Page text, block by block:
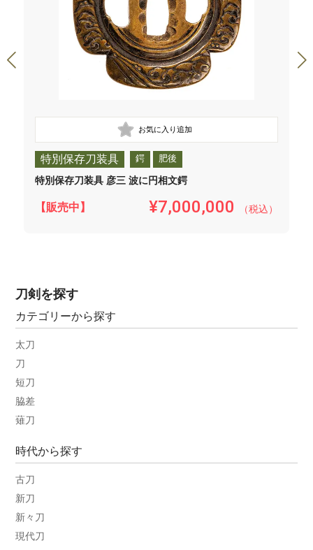
特別保存刀装具 鍔 肥後
特別保存刀装具 彦三 波に円相文鍔
【販売中】 ¥7,000,000 （税込）
刀剣を探す
カテゴリーから探す
太刀
刀
短刀
脇差
薙刀
時代から探す
古刀
新刀
新々刀
現代刀